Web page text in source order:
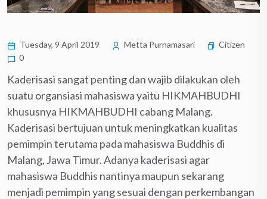
Tuesday, 9 April 2019 Metta Purnamasari
Citizen
0
Kaderisasi sangat penting dan wajib dilakukan oleh
suatu organsiasi mahasiswa yaitu HIKMAHBUDHI
khususnya HIKMAHBUDHI cabang Malang.
Kaderisasi bertujuan untuk meningkatkan kualitas
pemimpin terutama pada mahasiswa Buddhis di
Malang, Jawa Timur. Adanya kaderisasi agar
mahasiswa Buddhis nantinya maupun sekarang
menjadi pemimpin yang sesuai dengan perkembangan